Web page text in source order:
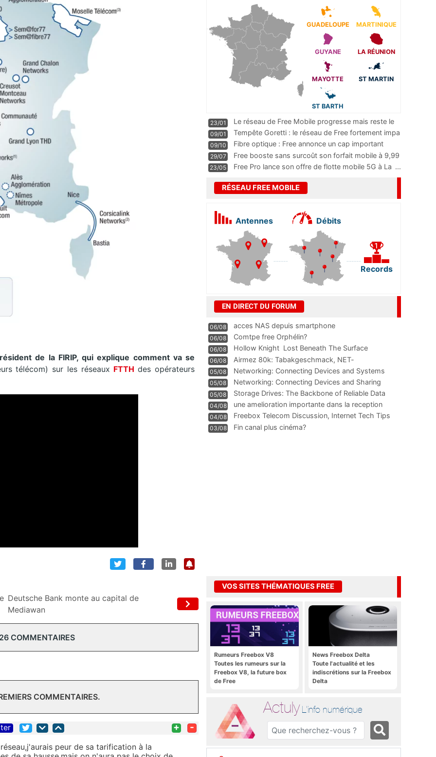
de la FIRIP, qui explique comment va se
télécom) sur les réseaux FTTHdes opérateurs
Deutsche Bank monte au capital de
Mediawan
COMMENTAIRES
COMMENTAIRES.
+ -
peur de sa tarification à la
GUADELOUPE MARTINIQUE
GUYANE LA RÉUNION
MAYOTTE ST MARTIN
ST BARTH
23/01
Le réseau de Free Mobile progresse mais reste le
m
...
09/01
Tempête Goretti : le réseau de Free fortement impa
09/10
Fibre optique : Free annonce un cap important
pass
...
29/07
Free booste sans surcoût son forfait mobile à 9,99
23/05 Free Pro lance son offre de flotte mobile 5G à La ...
RÉSEAU FREE MOBILE
Antennes Débits
Records
EN DIRECT DU FORUM
06/08 acces NAS depuis smartphone
06/08 Comtpe free Orphélin?
06/08 Hollow Knight  Lost Beneath The Surface
06/08
Airmez 80k: Tabakgeschmack, NET-
Technologie und Leistung im
05/08 Networking: Connecting Devices and Systems
05/08
Networking: Connecting Devices and Sharing
Information
05/08
Storage Drives: The Backbone of Reliable Data
Management
04/08
une amelioration importante dans la reception
WIFI
04/08
Freebox Telecom Discussion, Internet Tech Tips
Communi
03/08 Fin canal plus cinéma?
VOS SITES THÉMATIQUES FREE
Rumeurs Freebox V8
Toutes les rumeurs sur la
Freebox V8, la future box
de Free
News Freebox Delta
Toute l'actualité et les
indiscrétions sur la Freebox
Delta
Actuly L'info numérique